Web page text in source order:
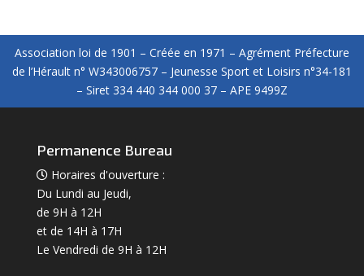
Association loi de 1901 – Créée en 1971 – Agrément Préfecture
de l’Hérault n° W343006757 – Jeunesse Sport et Loisirs n°34-181
– Siret 334 440 344 000 37 – APE 9499Z
Permanence Bureau
Horaires d'ouverture :
Du Lundi au Jeudi,
de 9H à 12H
et de 14H à 17H
Le Vendredi de 9H à 12H